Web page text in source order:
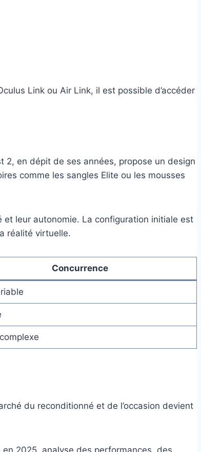
Link ou Air Link, il est possible d’accéder
2, en dépit de ses années, propose un design
comme les sangles Elite ou les mousses
leur autonomie. La configuration initiale est
réalité virtuelle.
Concurrence
du reconditionné et de l’occasion devient